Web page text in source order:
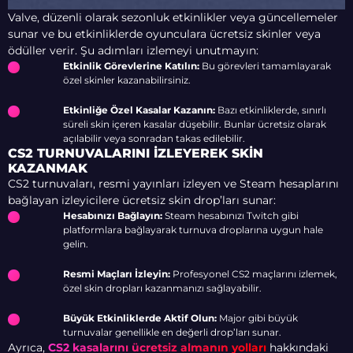
Valve, düzenli olarak sezonluk etkinlikler veya güncellemeler
sunar ve bu etkinliklerde oyunculara ücretsiz skinler veya
ödüller verir. Şu adımları izlemeyi unutmayın:
Etkinlik Görevlerine Katılın: Bu görevleri tamamlayarak
özel skinler kazanabilirsiniz.
Etkinliğe Özel Kasalar Kazanın: Bazı etkinliklerde, sınırlı
süreli skin içeren kasalar düşebilir. Bunlar ücretsiz olarak
açılabilir veya sonradan takas edilebilir.
CS2 TURNUVALARINI İZLEYEREK SKIN
KAZANMAK
CS2 turnuvaları, resmi yayınları izleyen ve Steam hesaplarını
bağlayan izleyicilere ücretsiz skin drop’ları sunar:
Hesabınızı Bağlayın: Steam hesabınızı Twitch gibi
platformlara bağlayarak turnuva droplarına uygun hale
gelin.
Resmi Maçları İzleyin: Profesyonel CS2 maçlarını izlemek,
özel skin dropları kazanmanızı sağlayabilir.
Büyük Etkinliklerde Aktif Olun: Major gibi büyük
turnuvalar genellikle en değerli drop’ları sunar.
Ayrıca, CS2 kasalarını ücretsiz almanın yolları hakkındaki